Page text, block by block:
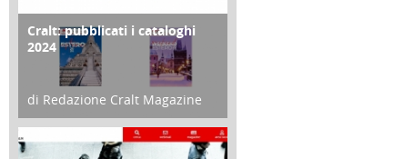
COPERTINA
Cralt: pubblicati i cataloghi
2024
di Redazione Cralt Magazine
21 Novembre 2023